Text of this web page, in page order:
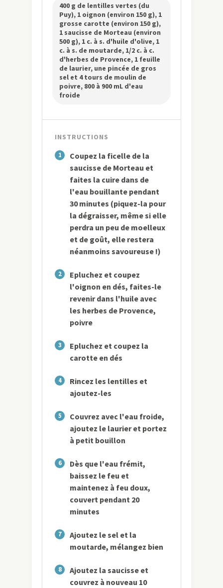
400 g de lentilles vertes (du
Puy), 1 oignon (environ 150 g), 1
grosse carotte (environ 150 g),
1 saucisse de Morteau (environ
500 g), 1 c. à s. d'huile d'olive, 1
c. à s. de moutarde, 1/2 c. à c.
d'herbes de Provence, 1 feuille
de laurier, une pincée de gros
sel et 4 tours de moulin de
poivre, 800 à 900 mL d'eau
froide
INSTRUCTIONS
1
Coupez la ficelle de la
saucisse de Morteau et
faites la cuire dans de
l'eau bouillante pendant
30 minutes (piquez-la pour
la dégraisser, même si elle
perdra un peu de moelleux
et de goût, elle restera
néanmoins savoureuse !)
2
Epluchez et coupez
l'oignon en dés, faites-le
revenir dans l'huile avec
les herbes de Provence,
poivre
3
Epluchez et coupez la
carotte en dés
4
Rincez les lentilles et
ajoutez-les
5
Couvrez avec l'eau froide,
ajoutez le laurier et portez
à petit bouillon
6
Dès que l'eau frémit,
baissez le feu et
maintenez à feu doux,
couvert pendant 20
minutes
7
Ajoutez le sel et la
moutarde, mélangez bien
8
Ajoutez la saucisse et
couvrez à nouveau 10